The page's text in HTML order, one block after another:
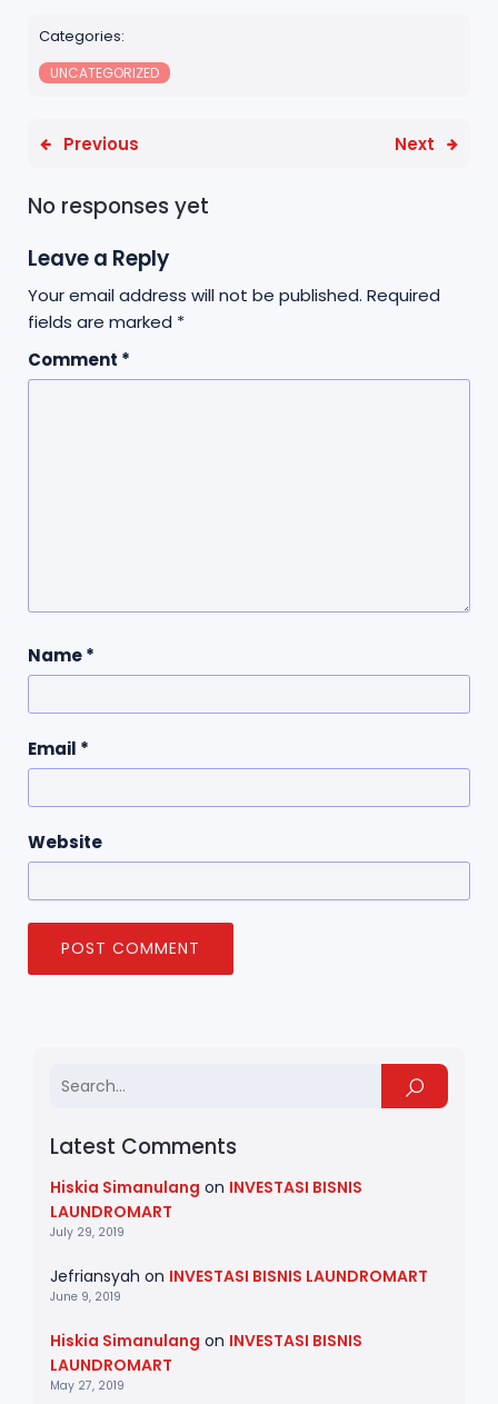
Latest Comments
Hiskia Simanulang on INVESTASI BISNIS
LAUNDROMART
July 29, 2019
Jefriansyah on INVESTASI BISNIS LAUNDROMART
June 9, 2019
Hiskia Simanulang on INVESTASI BISNIS
LAUNDROMART
May 27, 2019
Categories:
UNCATEGORIZED
Previous Next
No responses yet
Leave a Reply
Your email address will not be published. Required
fields are marked *
Comment *
Name*
Email *
Website